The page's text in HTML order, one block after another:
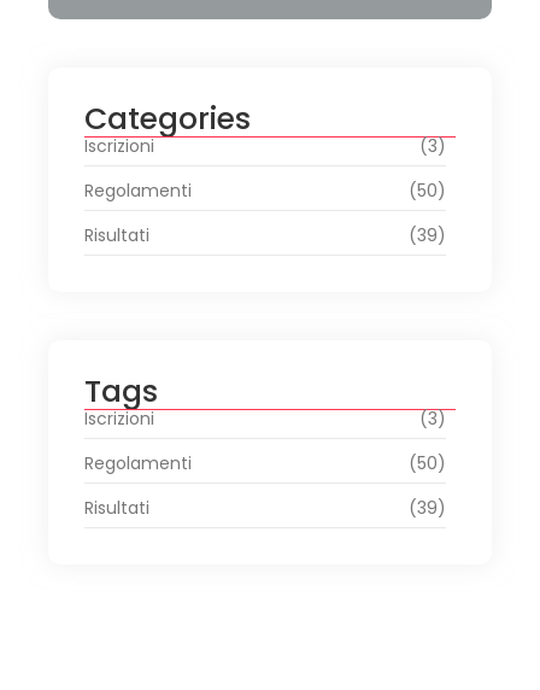
Categories
Iscrizioni
(3)
Regolamenti
(50)
Risultati
(39)
Tags
Iscrizioni
(3)
Regolamenti
(50)
Risultati
(39)